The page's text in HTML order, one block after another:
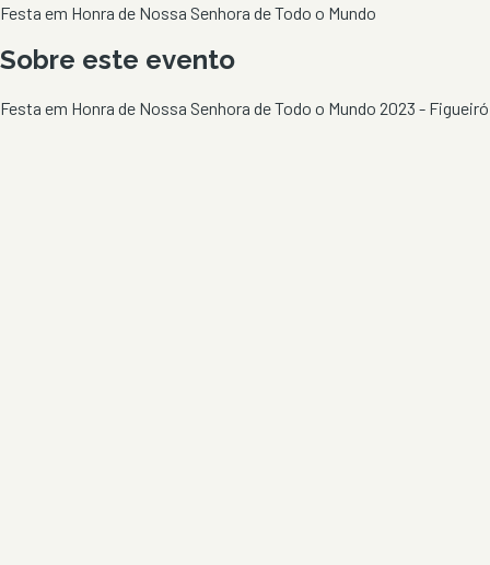
Festa em Honra de Nossa Senhora de Todo o Mundo
Sobre este evento
Festa em Honra de Nossa Senhora de Todo o Mundo 2023 - Figueiró